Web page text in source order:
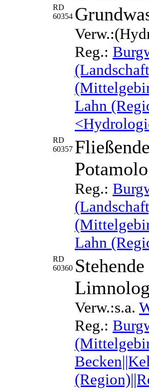
RD
60354
Reg.:
Lahn
RD
60357
Reg.:
Lahn
RD
60360
Verw.:s.a.
Reg.: